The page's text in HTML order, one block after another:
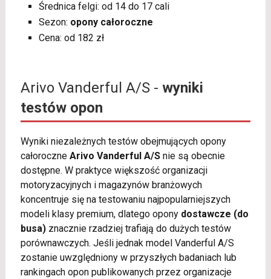
Średnica felgi: od 14 do 17 cali
Sezon: opony całoroczne
Cena: od 182 zł
Arivo Vanderful A/S - wyniki
testów opon
Wyniki niezależnych testów obejmujących opony
całoroczne Arivo Vanderful A/Snie są obecnie
dostępne. W praktyce większość organizacji
motoryzacyjnych i magazynów branżowych
koncentruje się na testowaniu najpopularniejszych
modeli klasy premium, dlatego opony dostawcze (do
busa)znacznie rzadziej trafiają do dużych testów
porównawczych. Jeśli jednak model Vanderful A/S
zostanie uwzględniony w przyszłych badaniach lub
rankingach opon publikowanych przez organizacje